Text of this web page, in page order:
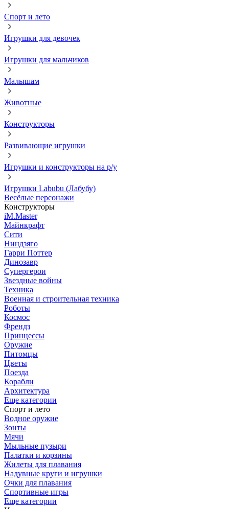
Спорт и лето
Игрушки для девочек
Игрушки для мальчиков
Малышам
Животные
Конструкторы
Развивающие игрушки
Игрушки и конструкторы на р/у
Игрушки Labubu (Лабубу)
Весёлые персонажи
Конструкторы
iM.Master
Майнкрафт
Сити
Ниндзяго
Гарри Поттер
Динозавр
Супергерои
Звездные войны
Техника
Военная и строительная техника
Роботы
Космос
Френдз
Принцессы
Оружие
Питомцы
Цветы
Поезда
Корабли
Архитектура
Еще категории
Спорт и лето
Водное оружие
Зонты
Мячи
Мыльные пузыри
Палатки и корзины
Жилеты для плавания
Надувные круги и игрушки
Очки для плавания
Спортивные игры
Еще категории